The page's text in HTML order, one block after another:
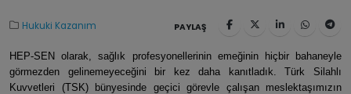
Hukuki Kazanım PAYLAŞ
HEP-SEN olarak, sağlık profesyonellerinin emeğinin hiçbir bahaneyle
görmezden gelinemeyeceğini bir kez daha kanıtladık. Türk Silahlı
Kuvvetleri (TSK) bünyesinde geçici görevle çalışan meslektaşımızın